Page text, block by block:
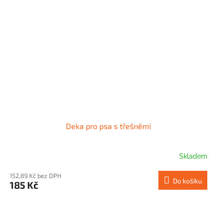
Deka pro psa s třešněmi
Skladem
152,89 Kč bez DPH
185 Kč Do košíku